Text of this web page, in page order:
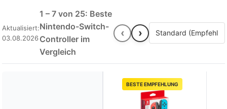
Aktualisiert:
03.08.2026
1 – 7 von 25: Beste
Nintendo-Switch-
Controller im
Vergleich
‹ ›
BESTE EMPFEHLUNG